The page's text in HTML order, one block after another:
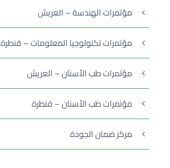
مؤتمرات الهندسة – العريش
مؤتمرات تكنولوجيا المعلومات – قنطرة
مؤتمرات طب الأسنان – العريش
مؤتمرات طب الأسنان – قنطرة
مركز ضمان الجودة